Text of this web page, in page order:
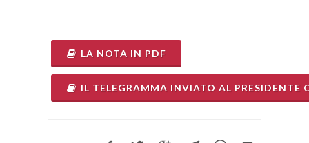
LA NOTA IN PDF
IL TELEGRAMMA INVIATO AL PRESIDENTE